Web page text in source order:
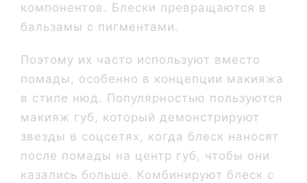
компонентов. Блески превращаются в
бальзамы с пигментами.
Поэтому их часто используют вместо
помады, особенно в концепции макияжа
в стиле нюд. Популярностью пользуются
макияж губ, который демонстрируют
звезды в соцсетях, когда блеск наносят
после помады на центр губ, чтобы они
казались больше. Комбинируют блеск с